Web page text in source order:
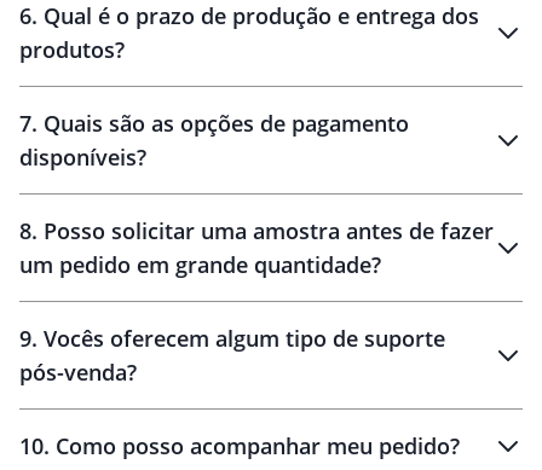
6. Qual é o prazo de produção e entrega dos
produtos?
10 dias
brinde
48 horas
7. Quais são as opções de pagamento
disponíveis?
8. Posso solicitar uma amostra antes de fazer
um pedido em grande quantidade?
amostras
9. Vocês oferecem algum tipo de suporte
pós-venda?
10. Como posso acompanhar meu pedido?